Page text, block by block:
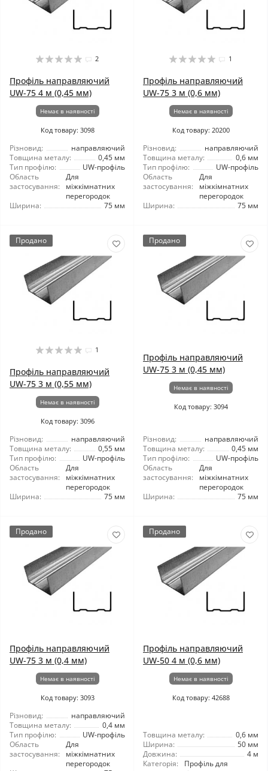
2
Профіль направляючий
UW-75 4 м (0,45 мм)
Немає в наявності
Код товару: 3098
Різновид:
направляючий
Товщина металу:
0,45 мм
Тип профілю:
UW-профіль
Область
застосування:
Для
міжкімнатних
перегородок
Ширина:
75 мм
1
Профіль направляючий
UW-75 3 м (0,6 мм)
Немає в наявності
Код товару: 20200
Різновид:
направляючий
Товщина металу:
0,6 мм
Тип профілю:
UW-профіль
Область
застосування:
Для
міжкімнатних
перегородок
Ширина:
75 мм
Продано
1
Профіль направляючий
UW-75 3 м (0,55 мм)
Немає в наявності
Код товару: 3096
Різновид:
направляючий
Товщина металу:
0,55 мм
Тип профілю:
UW-профіль
Область
застосування:
Для
міжкімнатних
перегородок
Ширина:
75 мм
Продано
Профіль направляючий
UW-75 3 м (0,45 мм)
Немає в наявності
Код товару: 3094
Різновид:
направляючий
Товщина металу:
0,45 мм
Тип профілю:
UW-профіль
Область
застосування:
Для
міжкімнатних
перегородок
Ширина:
75 мм
Продано
Профіль направляючий
UW-75 3 м (0,4 мм)
Немає в наявності
Код товару: 3093
Різновид:
направляючий
Товщина металу:
0,4 мм
Тип профілю:
UW-профіль
Область
застосування:
Для
міжкімнатних
перегородок
Продано
Профіль направляючий
UW-50 4 м (0,6 мм)
Немає в наявності
Код товару: 42688
Товщина металу:
0,6 мм
Ширина:
50 мм
Довжина:
4 м
Категорія:
Профіль для